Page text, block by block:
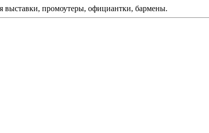
промоутеры, официантки, бармены.